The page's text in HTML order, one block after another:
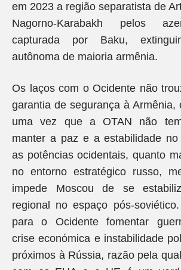
em 2023 a região separatista de
Nagorno-Karabakh pelos
capturada por Baku,
autônoma de maioria armênia.
Os laços com o Ocidente não
garantia de segurança à Armênia,
uma vez que a OTAN não
manter a paz e a estabilidade
as potências ocidentais, quanto
no entorno estratégico russo,
impede Moscou de se
regional no espaço pós-
para o Ocidente fomentar
crise económica e instabilidade
próximos à Rússia, razão pela